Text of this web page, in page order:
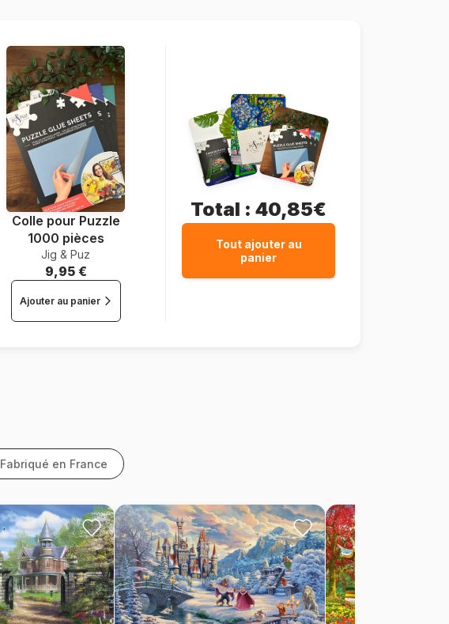
Colle pour Puzzle
1000 pièces
Jig & Puz
9,95 €
Ajouter au panier
Total : 40,85€
Tout ajouter au
panier
Fabriqué en France